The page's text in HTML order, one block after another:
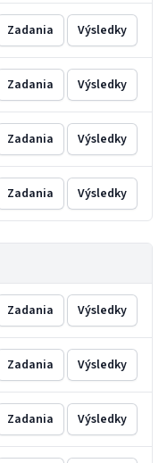
Zadania Výsledky
Zadania Výsledky
Zadania Výsledky
Zadania Výsledky
Zadania Výsledky
Zadania Výsledky
Zadania Výsledky